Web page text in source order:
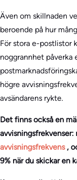
Även om skillnaden
beroende på hur
För stora e-postlistor
noggrannhet
högre
avsändarens rykte.
Det finns också en
avvisningsfrekvens ,
9% när du skickar en